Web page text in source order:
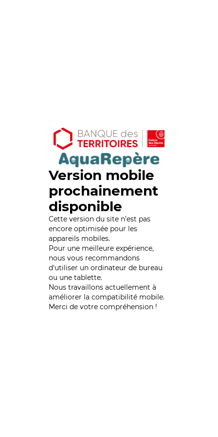
Version mobile
prochainement
disponible
Cette version du site n’est pas
encore optimisée pour les
appareils mobiles.
Pour une meilleure expérience,
nous vous recommandons
d'utiliser un ordinateur de bureau
ou une tablette.
Nous travaillons actuellement à
améliorer la compatibilité mobile.
Merci de votre compréhension !